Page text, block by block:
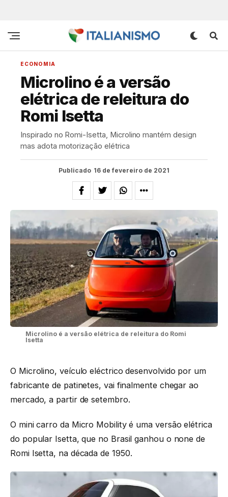
ECONOMIA
Microlino é a versão
elétrica de releitura do
Romi Isetta
Inspirado no Romi-Isetta, Microlino mantém design
mas adota motorização elétrica
Publicado 16 de fevereiro de 2021
Microlino é a versão elétrica de releitura do Romi
Isetta
O Microlino, veículo eléctrico desenvolvido por um
fabricante de patinetes, vai finalmente chegar ao
mercado, a partir de setembro.
O mini carro da Micro Mobility é uma versão elétrica
do popular Isetta, que no Brasil ganhou o none de
Romi Isetta, na década de 1950.